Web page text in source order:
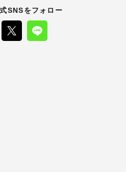
SNSをフォロー